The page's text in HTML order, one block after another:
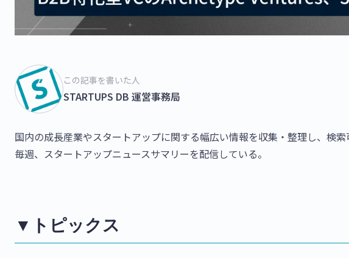
この記事を書いた人
STARTUPS DB 運営事務局
国内の成長産業やスタートアップに関する幅広い情報を収集・整理し、検
毎週、スタートアップニュースサマリーを配信している。
▼トピックス